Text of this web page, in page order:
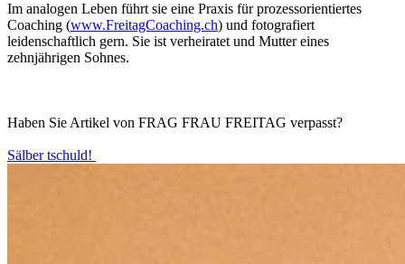
Im analogen Leben führt sie eine Praxis für prozessorientiertes
Coaching (www.FreitagCoaching.ch) und fotografiert
leidenschaftlich gern. Sie ist verheiratet und Mutter eines
zehnjährigen Sohnes.
Haben Sie Artikel von FRAG FRAU FREITAG verpasst?
Sälber tschuld!